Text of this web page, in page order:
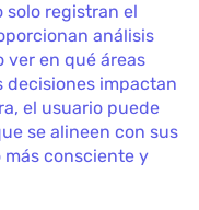
solo registran el
análisis
ver en qué áreas
decisiones impactan
el usuario puede
se alineen con sus
consciente y